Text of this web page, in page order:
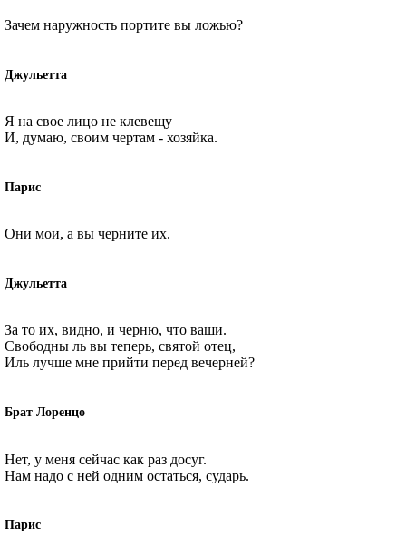
Зачем наружность портите вы ложью?
Джульетта
Я на свое лицо не клевещу
И, думаю, своим чертам - хозяйка.
Парис
Они мои, а вы черните их.
Джульетта
За то их, видно, и черню, что ваши.
Свободны ль вы теперь, святой отец,
Иль лучше мне прийти перед вечерней?
Брат Лоренцо
Нет, у меня сейчас как раз досуг.
Нам надо с ней одним остаться, сударь.
Парис